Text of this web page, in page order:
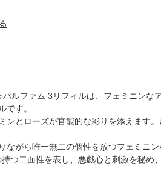
ルファム 3リフィルは、フェミニン
です。
ンとローズが官能的な彩りを添えます
がら唯一無二の個性を放つフェミニ
持つ二面性を表し、悪戯心と刺激を秘